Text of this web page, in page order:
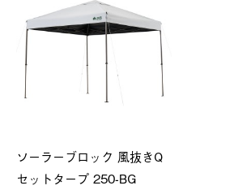
ソーラーブロック 風抜きQ
セットタープ 250-BG